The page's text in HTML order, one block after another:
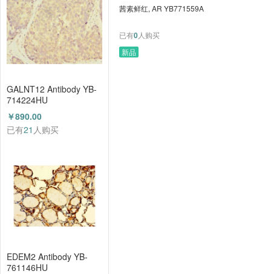
GALNT12 Antibody YB-
714224HU
￥890.00
已有21 人购买
EDEM2 Antibody YB-
761146HU
茜素鲜红, AR YB771559A
已有0人购买
新品